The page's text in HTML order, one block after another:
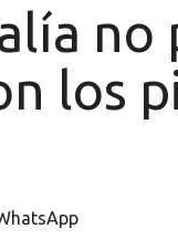
no
los